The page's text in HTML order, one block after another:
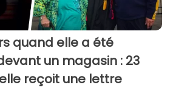
quand elle a été
un magasin : 23
reçoit une lettre